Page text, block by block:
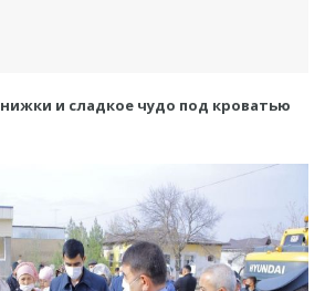
и сладкое чудо под кроватью